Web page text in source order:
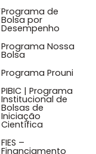
Programa de
Bolsa por
Desempenho
Programa Nossa
Bolsa
Programa Prouni
PIBIC | Programa
Institucional de
Bolsas de
Iniciação
Científica
FIES –
Financiamento